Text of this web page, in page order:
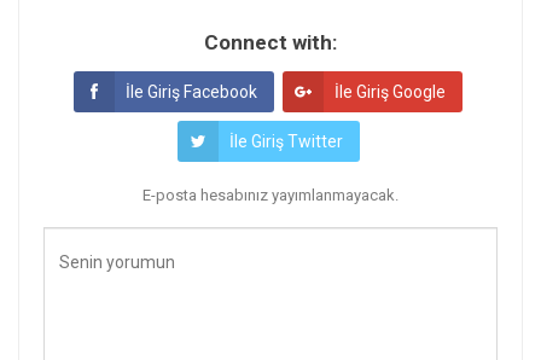
Connect with:
İle Giriş Facebook İle Giriş Google
İle Giriş Twitter
E-posta hesabınız yayımlanmayacak.